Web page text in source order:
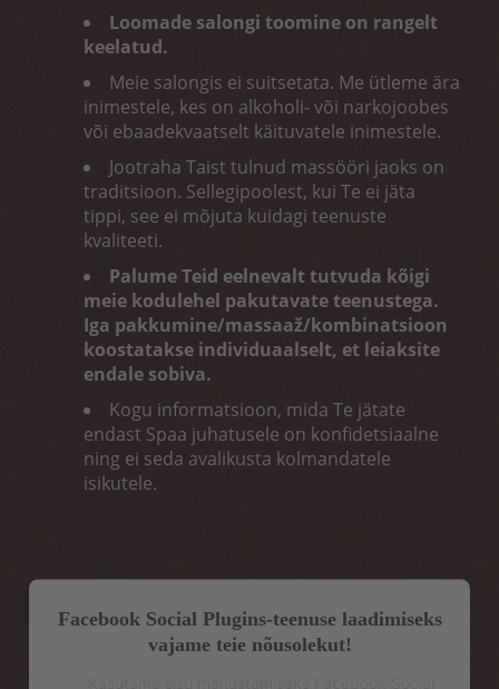
Loomade salongi toomine on rangelt
keelatud.
Meie salongis ei suitsetata. Me ütleme ära
inimestele, kes on alkoholi- või narkojoobes
või ebaadekvaatselt käituvatele inimestele.
Jootraha Taist tulnud massööri jaoks on
traditsioon. Sellegipoolest, kui Te ei jäta
tippi, see ei mõjuta kuidagi teenuste
kvaliteeti.
Palume Teid eelnevalt tutvuda kõigi
meie kodulehel pakutavate teenustega.
Iga pakkumine/massaaž/kombinatsioon
koostatakse individuaalselt, et leiaksite
endale sobiva.
Kogu informatsioon, mida Te jätate
endast Spaa juhatusele on konfidetsiaalne
ning ei seda avalikusta kolmandatele
isikutele.
Facebook Social Plugins-teenuse laadimiseks
vajame teie nõusolekut!